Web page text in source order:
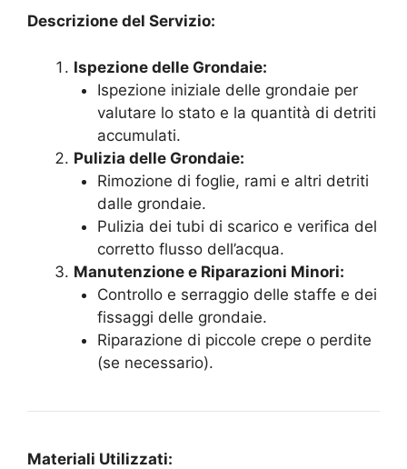
Descrizione del Servizio:
Ispezione delle Grondaie:
Ispezione iniziale delle grondaie per
valutare lo stato e la quantità di detriti
accumulati.
Pulizia delle Grondaie:
Rimozione di foglie, rami e altri detriti
dalle grondaie.
Pulizia dei tubi di scarico e verifica del
corretto flusso dell’acqua.
Manutenzione e Riparazioni Minori:
Controllo e serraggio delle staffe e dei
fissaggi delle grondaie.
Riparazione di piccole crepe o perdite
(se necessario).
Materiali Utilizzati: